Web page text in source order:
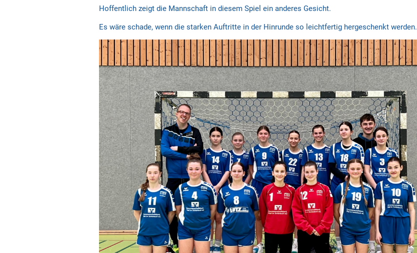
Hoffentlich zeigt die Mannschaft in diesem Spiel ein anderes Gesicht.
Es wäre schade, wenn die starken Auftritte in der Hinrunde so leichtfertig hergeschenkt werden.